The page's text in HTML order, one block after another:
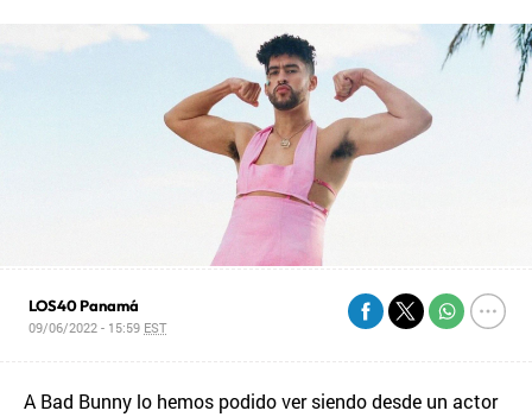
LOS40 Panamá
09/06/2022 - 15:59 EST
A Bad Bunny lo hemos podido ver siendo desde un actor